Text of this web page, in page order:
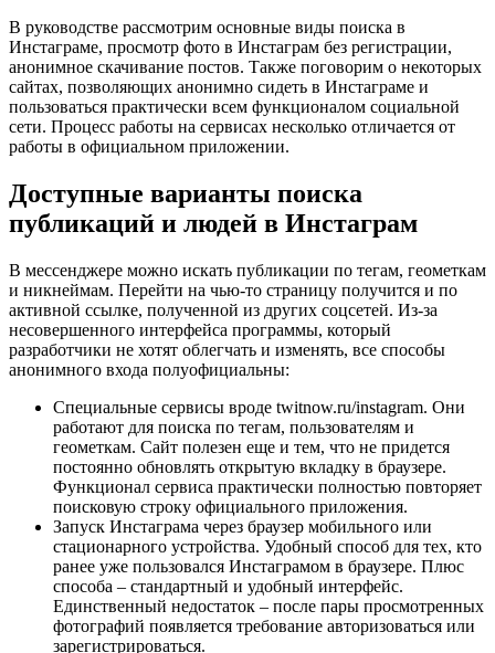
В руководстве рассмотрим основные виды поиска в
Инстаграме, просмотр фото в Инстаграм без регистрации,
анонимное скачивание постов. Также поговорим о некоторых
сайтах, позволяющих анонимно сидеть в Инстаграме и
пользоваться практически всем функционалом социальной
сети. Процесс работы на сервисах несколько отличается от
работы в официальном приложении.
Доступные варианты поиска
публикаций и людей в Инстаграм
В мессенджере можно искать публикации по тегам, геометкам
и никнеймам. Перейти на чью-то страницу получится и по
активной ссылке, полученной из других соцсетей. Из-за
несовершенного интерфейса программы, который
разработчики не хотят облегчать и изменять, все способы
анонимного входа полуофициальны:
Специальные сервисы вроде twitnow.ru/instagram. Они
работают для поиска по тегам, пользователям и
геометкам. Сайт полезен еще и тем, что не придется
постоянно обновлять открытую вкладку в браузере.
Функционал сервиса практически полностью повторяет
поисковую строку официального приложения.
Запуск Инстаграма через браузер мобильного или
стационарного устройства. Удобный способ для тех, кто
ранее уже пользовался Инстаграмом в браузере. Плюс
способа – стандартный и удобный интерфейс.
Единственный недостаток – после пары просмотренных
фотографий появляется требование авторизоваться или
зарегистрироваться.